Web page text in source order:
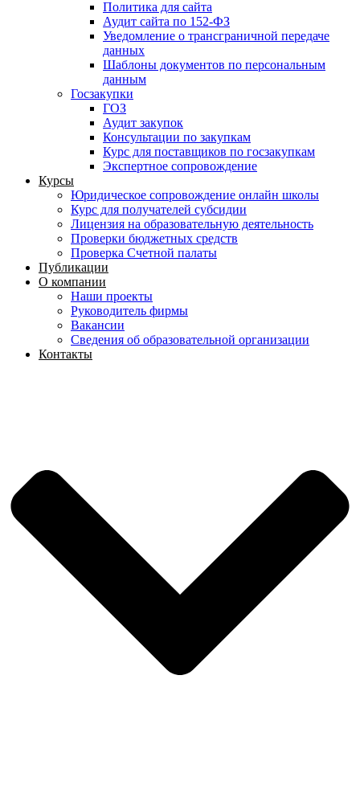
Политика для сайта
Аудит сайта по 152-ФЗ
Уведомление о трансграничной передаче
данных
Шаблоны документов по персональным
данным
Госзакупки
ГОЗ
Аудит закупок
Консультации по закупкам
Курс для поставщиков по госзакупкам
Экспертное сопровождение
Курсы
Юридическое сопровождение онлайн школы
Курс для получателей субсидии
Лицензия на образовательную деятельность
Проверки бюджетных средств
Проверка Счетной палаты
Публикации
О компании
Наши проекты
Руководитель фирмы
Вакансии
Сведения об образовательной организации
Контакты